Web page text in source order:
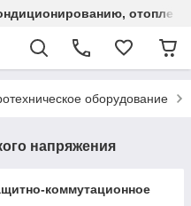
оборудование
напряжения
коммутационное